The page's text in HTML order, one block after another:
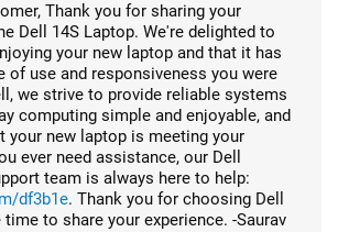
Thank you for sharing your
Dell 14S Laptop. We're delighted to
your new laptop and that it has
of use and responsiveness you were
we strive to provide reliable systems
computing simple and enjoyable, and
your new laptop is meeting your
ever need assistance, our Dell
team is always here to help:
df3b1e. Thank you for choosing Dell
to share your experience. -Saurav